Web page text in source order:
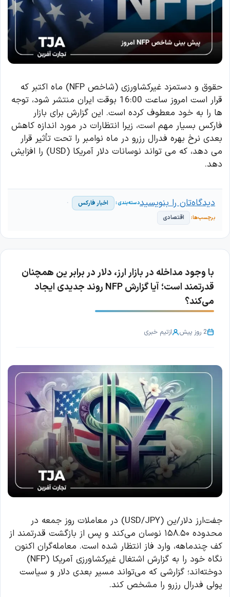
حقوق و دستمزد غیرکشاورزی (شاخص NFP) ماه اکتبر که
قرار است امروز ساعت 16:00 بوقت ایران منتشر شود، توجه
ها را به خود معطوف کرده است. این گزارش برای بازار
فارکس بسیار مهم است، زیرا انتظارات در مورد اندازه کاهش
بعدی نرخ بهره فدرال رزرو در ماه نوامبر را تحت تأثیر قرار
می دهد، که می تواند نوسانات دلار آمریکا (USD) را افزایش
دهد.
اخبار فارکس
اقتصادی
دیدگاه‌تان را بنویسید
با وجود مداخله در بازار ارز، دلار در برابر ین همچنان
قدرتمند است؛ آیا گزارش NFP روند جدیدی ایجاد
می‌کند؟
2 روز پیش ازتیم خبری
جفت‌ارز دلار/ین (USD/JPY) در معاملات روز جمعه در
محدوده ۱۵۸.۵۰ نوسان می‌کند و پس از بازگشت قدرتمند از
کف چندماهه، وارد فاز انتظار شده است. معامله‌گران اکنون
نگاه خود را به گزارش اشتغال غیرکشاورزی آمریکا (NFP)
دوخته‌اند؛ گزارشی که می‌تواند مسیر بعدی دلار و سیاست
پولی فدرال رزرو را مشخص کند.